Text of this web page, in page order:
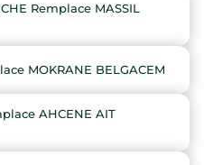
Remplace MASSIL
MOKRANE BELGACEM
AHCENE AIT